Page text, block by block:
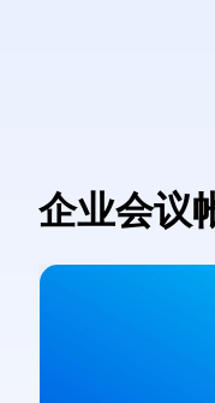
企业会议
Video